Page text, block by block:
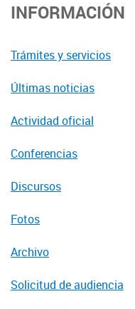
INFORMACIÓN
Trámites y servicios
Últimas noticias
Actividad oficial
Conferencias
Discursos
Fotos
Archivo
Solicitud de audiencia